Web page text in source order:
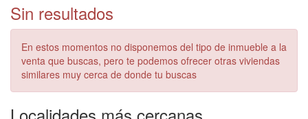
Sin resultados
En estos momentos no disponemos del tipo de inmueble a la
venta que buscas, pero te podemos ofrecer otras viviendas
similares muy cerca de donde tu buscas